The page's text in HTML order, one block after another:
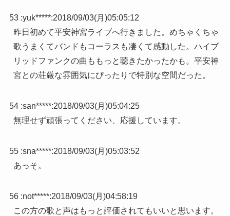
53 :yuk*****:2018/09/03(月)05:05:12
昨日初めて平安神宮ライブへ行きました。めちゃくちゃ
歌うまくてバンドもコーラスも凄くて感動した。ハイブ
リッドファンクの曲ももっと聴きたかったかも。平安神
宮との荘厳な雰囲気にぴったりで特別な空間だった。
54 :san*****:2018/09/03(月)05:04:25
無理せず頑張ってください、応援しています。
55 :sna*****:2018/09/03(月)05:03:52
あっそ。
56 :not*****:2018/09/03(月)04:58:19
この方の歌と声はもっと評価されてもいいと思います。